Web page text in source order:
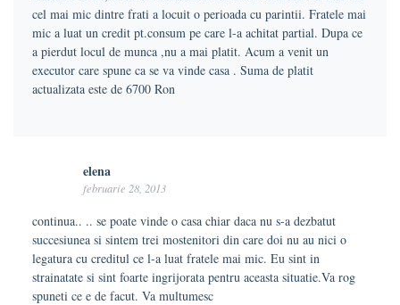
cel mai mic dintre frati a locuit o perioada cu parintii. Fratele mai
mic a luat un credit pt.consum pe care l-a achitat partial. Dupa ce
a pierdut locul de munca ,nu a mai platit. Acum a venit un
executor care spune ca se va vinde casa . Suma de platit
actualizata este de 6700 Ron
elena
februarie 28, 2013
continua.. .. se poate vinde o casa chiar daca nu s-a dezbatut
succesiunea si sintem trei mostenitori din care doi nu au nici o
legatura cu creditul ce l-a luat fratele mai mic. Eu sint in
strainatate si sint foarte ingrijorata pentru aceasta situatie.Va rog
spuneti ce e de facut. Va multumesc